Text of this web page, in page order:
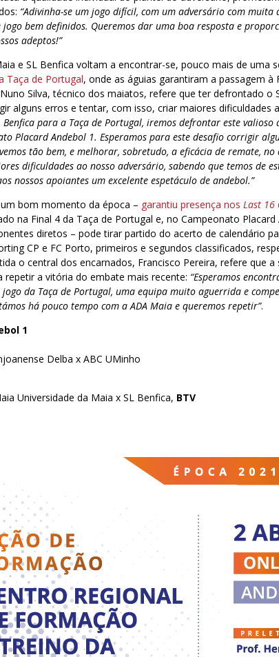
“Adivinha-se um jogo difícil, com um adversário com muita
jogo bem definidos. Queremos dar uma boa resposta e
adeptos!”
e SL Benfica voltam a encontrar-se, pouco mais de uma
Taça de Portugal, onde as águias garantiram a passagem à
Silva, técnico dos maiatos, refere que ter defrontado o
alguns erros e tentar, com isso, criar maiores dificuldades
Benfica para a Taça de Portugal, iremos defrontar este valioso
Placard Andebol 1. Esperamos para este desafio corrigir
tão bem, e melhorar, sobretudo, a eficácia de remate, no
dificuldades ao nosso adversário, sabendo que temos de
nossos apoiantes um excelente espetáculo de andebol.”
bom momento da época – garantiu presença nosLast 16
na Final 4 da Taça de Portugal e, no Campeonato Placard
diretos – pode tirar partido do acerto de calendário
CP e FC Porto, primeiros e segundos classificados,
o central dos encarnados, Francisco Pereira, refere que a
repetir a vitória do embate mais recente: “Esperamos
da Taça de Portugal, uma equipa muito aguerrida e
há pouco tempo com a ADA Maia e queremos repetir”.
1
Delba x ABC UMinho
Universidade da Maia x SL Benfica, BTV